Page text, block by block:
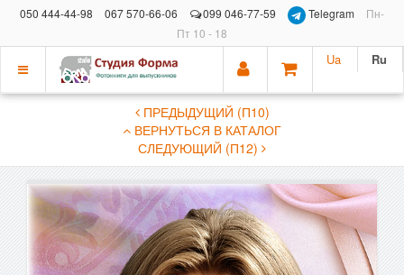
050 444-44-98 067 570-66-06 099 046-77-59 Telegram
Пн-
Пт 10 - 18
Показать
Ua Ru
ПРЕДЫДУЩИЙ (П10)
ВЕРНУТЬСЯ В КАТАЛОГ
СЛЕДУЮЩИЙ (П12)